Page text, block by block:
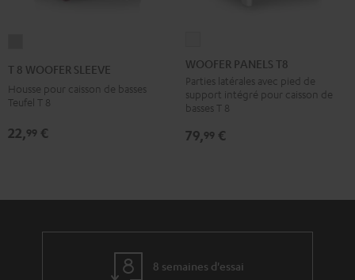
SLEEVE
T 8 WOOFER SLEEVE
Housse pour caisson de basses
Teufel T 8
22,99 €
PANELS
T8
Blanc
WOOFER PANELS T8
Parties latérales avec pied de
support intégré pour caisson de
basses T 8
79,99 €
8 semaines d'essai